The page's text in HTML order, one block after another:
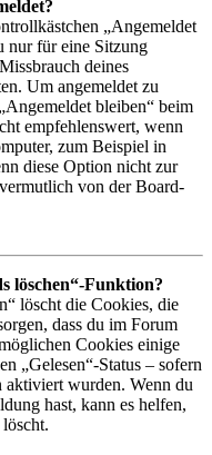
„Angemeldet
nur für eine Sitzung
deines
Um angemeldet zu
bleiben“ beim
empfehlenswert, wenn
zum Beispiel in
diese Option nicht zur
von der Board-
löschen“-Funktion?
löscht die Cookies, die
dass du im Forum
Cookies einige
„Gelesen“-Status – sofern
wurden. Wenn du
hast, kann es helfen,